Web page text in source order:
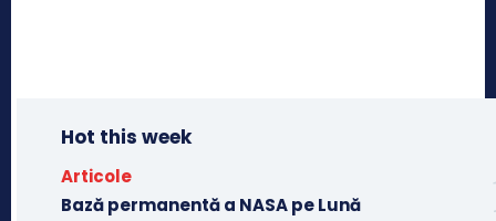
Hot this week
Articole
Bază permanentă a NASA pe Lună